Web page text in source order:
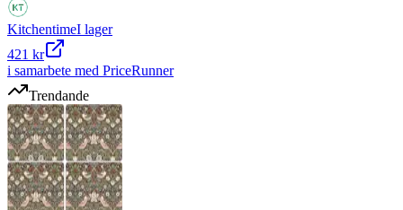
KitchentimeI lager
421 kr
i samarbete med PriceRunner
Trendande